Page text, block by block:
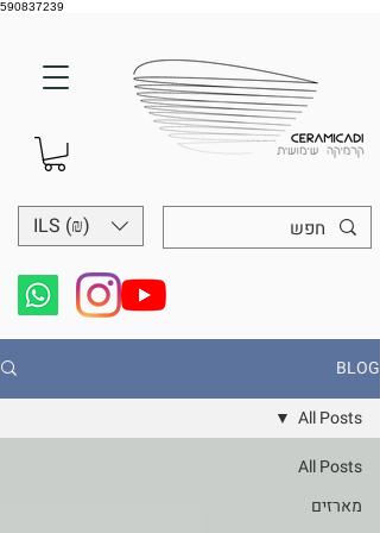
590837239
ILS (₪)
BLOG
All Posts
מארזים
All Posts